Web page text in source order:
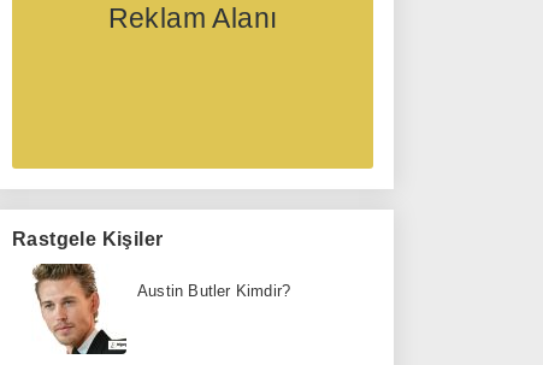
Reklam Alanı
Rastgele Kişiler
Austin Butler Kimdir?